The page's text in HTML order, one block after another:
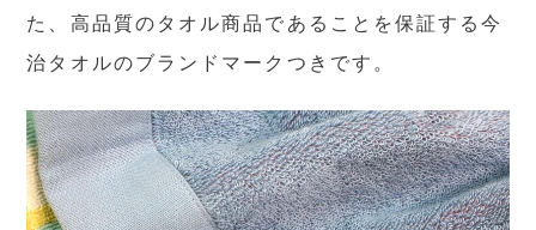
た、高品質のタオル商品であることを保証する今
治タオルのブランドマークつきです。